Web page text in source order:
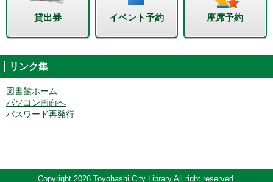
貸出券 イベント予約 座席予約
リンク集
図書館ホーム
パソコン画面へ
パスワード再発行
Copyright 2026 Toyohashi City Library All right reserved.